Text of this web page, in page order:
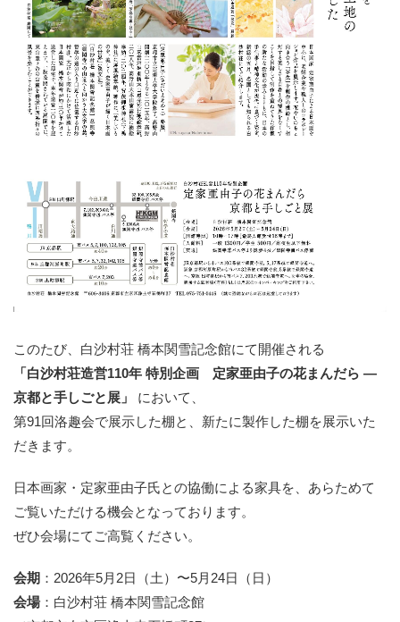
このたび、白沙村荘 橋本関雪記念館にて開催される
「白沙村荘造営110年 特別企画 定家亜由子の花まんだら ―
京都と手しごと展」
において、
第91回洛趣会で展示した棚と、新たに製作した棚を展示いた
だきます。
日本画家・定家亜由子氏との協働による家具を、あらためて
ご覧いただける機会となっております。
ぜひ会場にてご高覧ください。
会期 ：2026年5月2日（土）〜5月24日（日）
会場：白沙村荘 橋本関雪記念館